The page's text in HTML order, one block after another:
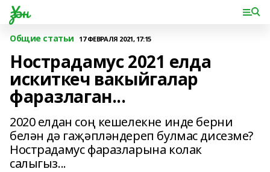
Үзән
Общие статьи 17 ФЕВРАЛЯ 2021, 17:15
Нострадамус 2021 елда
искиткеч вакыйгалар
фаразлаган...
2020 елдан соң кешелекне инде берни
белән дә гаҗәпләндереп булмас дисезме?
Нострадамус фаразларына колак
салыгыз...